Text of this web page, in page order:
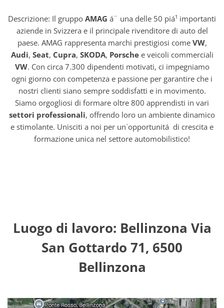
Descrizione: Il gruppo AMAG á¨ una delle 50 piá¹ importanti
aziende in Svizzera e il principale rivenditore di auto del
paese. AMAG rappresenta marchi prestigiosi come VW,
Audi, Seat, Cupra, SKODA, Porschee veicoli commerciali
VW. Con circa 7.300 dipendenti motivati, ci impegniamo
ogni giorno con competenza e passione per garantire che i
nostri clienti siano sempre soddisfatti e in movimento.
Siamo orgogliosi di formare oltre 800 apprendisti in vari
settori professionali, offrendo loro un ambiente dinamico
e stimolante. Unisciti a noi per un`opportunitá di crescita e
formazione unica nel settore automobilistico!
Luogo di lavoro: Bellinzona Via
San Gottardo 71, 6500
Bellinzona